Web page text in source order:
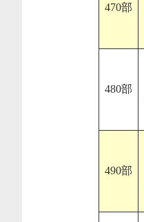
470部
480部
490部